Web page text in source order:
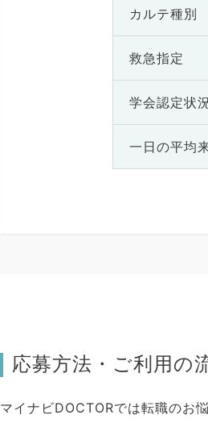
カルテ種別
救急指定
学会認定状
一日の平均
応募方法・ご利用の
マイナビDOCTORでは転職のお